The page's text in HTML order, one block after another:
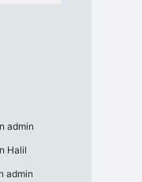
admin
Halil
admin